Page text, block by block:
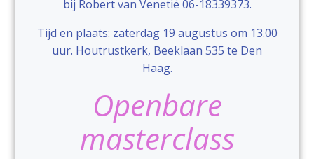
bij Robert van Venetië 06-18339373.
Tijd en plaats: zaterdag 19 augustus om 13.00
uur. Houtrustkerk, Beeklaan 535 te Den
Haag.
Openbare
masterclass